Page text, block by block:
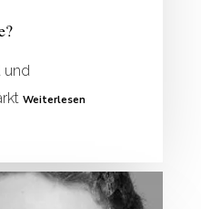
und
Weiterlesen